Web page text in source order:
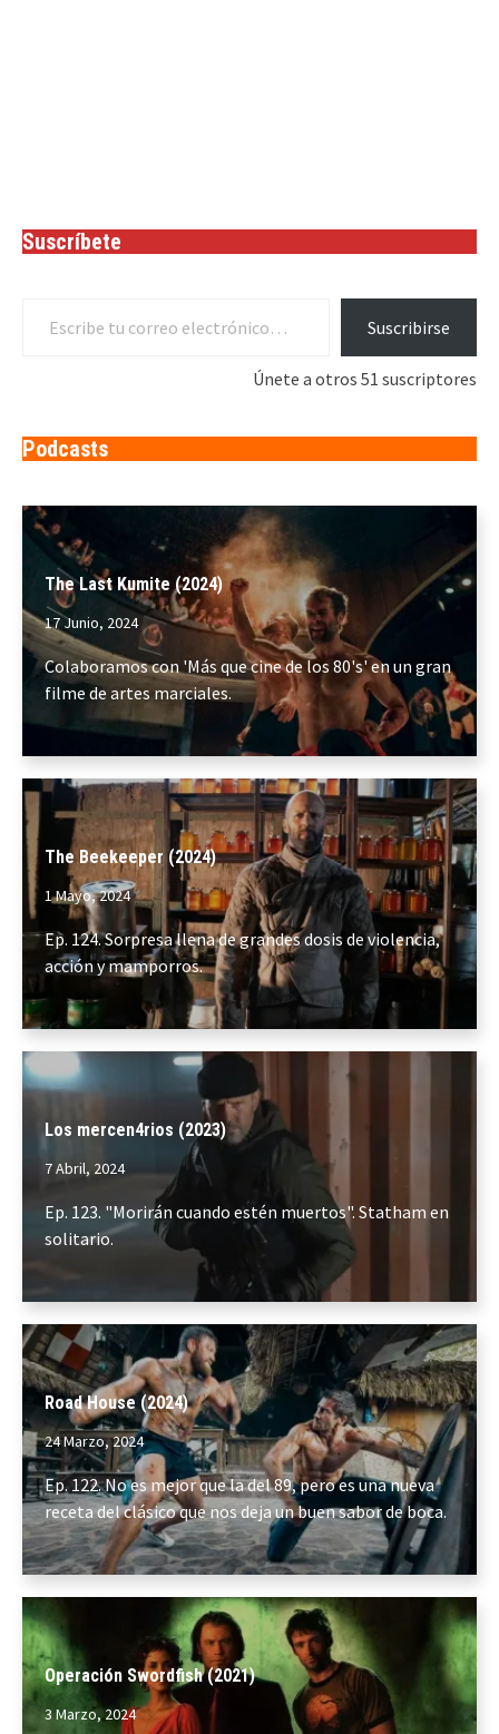
Suscríbete
Suscribirse
Únete a otros 51 suscriptores
Podcasts
The Last Kumite (2024)
17 Junio, 2024
Colaboramos con 'Más que cine de los 80's' en un gran
filme de artes marciales.
The Beekeeper (2024)
1 Mayo, 2024
Ep. 124. Sorpresa llena de grandes dosis de violencia,
acción y mamporros.
Los mercen4rios (2023)
7 Abril, 2024
Ep. 123. "Morirán cuando estén muertos". Statham en
solitario.
Road House (2024)
24 Marzo, 2024
Ep. 122. No es mejor que la del 89, pero es una nueva
receta del clásico que nos deja un buen sabor de boca.
Operación Swordfish (2021)
3 Marzo, 2024